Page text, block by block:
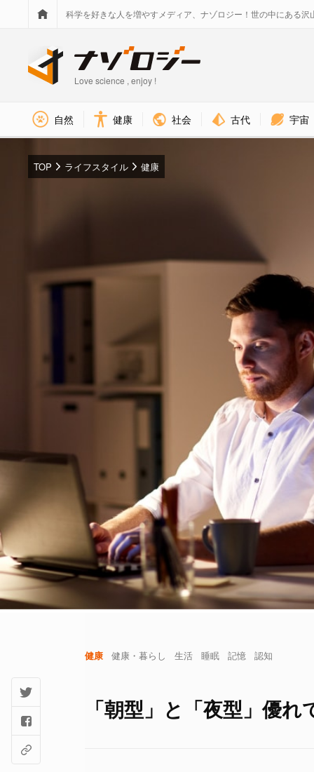
科学を好きな人を増やすメディア、ナゾロジー！世の中にある沢
Love science , enjoy !
自然 健康 社会 古代 宇宙
TOP ライフスタイル 健康
健康 健康・暮らし 生活 睡眠 記憶 認知
「朝型」と「夜型」優